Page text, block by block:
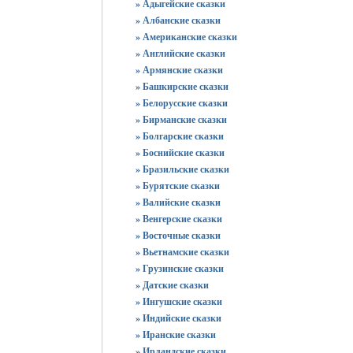
» Адыгейские сказки
» Албанские сказки
» Американские сказки
» Английские сказки
» Армянские сказки
» Башкирские сказки
» Белорусские сказки
» Бирманские сказки
» Болгарские сказки
» Боснийские сказки
» Бразильские сказки
» Бурятские сказки
» Валийские сказки
» Венгерские сказки
» Восточные сказки
» Вьетнамские сказки
» Грузинские сказки
» Датские сказки
» Ингушские сказки
» Индийские сказки
» Иранские сказки